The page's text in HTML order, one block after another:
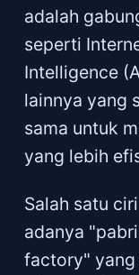
adalah
seperti
Intelligence
lainnya yang
sama untuk
yang lebih
Salah satu
adanya
factory" yang